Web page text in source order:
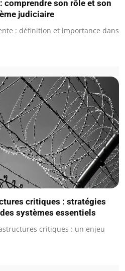
son rôle et son
judiciaire
: définition et importance dans
critiques : stratégies
systèmes essentiels
critiques : un enjeu